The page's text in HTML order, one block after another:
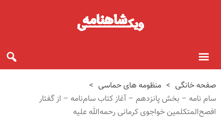
صفحه خانگی > منظومه های حماسی >
سام نامه – بخش پانزدهم – آغاز کتاب سام‌نامه – از گفتار
افصح‌المتکلمین خواجوی کرمانی رحمه‌الله علیه